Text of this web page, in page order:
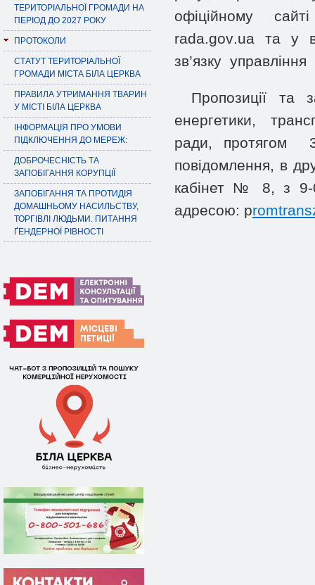
ТЕРИТОРІАЛЬНОЇ ГРОМАДИ НА
ПЕРІОД ДО 2027 РОКУ
ПРОТОКОЛИ
СТАТУТ ТЕРИТОРІАЛЬНОЇ
ГРОМАДИ МІСТА БІЛА ЦЕРКВА
ПРАВИЛА УТРИМАННЯ ТВАРИН
У МІСТІ БІЛА ЦЕРКВА
ІНФОРМАЦІЯ ПРО УМОВИ
ПІДКЛЮЧЕННЯ ДО МЕРЕЖ:
ДОБРОЧЕСНІСТЬ ТА
ЗАПОБІГАННЯ КОРУПЦІЇ
ЗАПОБІГАННЯ ТА ПРОТИДІЯ
ДОМАШНЬОМУ НАСИЛЬСТВУ,
ТОРГІВЛІ ЛЮДЬМИ. ПИТАННЯ
ҐЕНДЕРНОЇ РІВНОСТІ
офіційному
rada.gov.ua та у
зв’язку
Пропозиції та
енергетики,
ради, протягом
повідомлення, в
кабінет № 8, з
адресою: p